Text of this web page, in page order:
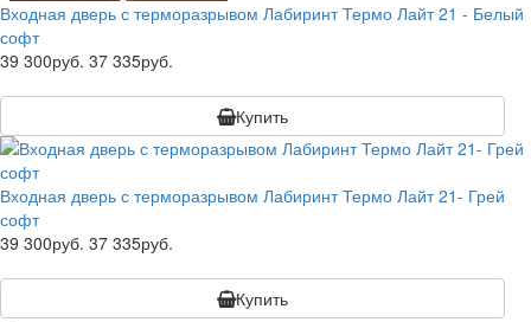
Входная дверь с терморазрывом Лабиринт Термо Лайт 21 - Белый
софт
39 300руб. 37 335руб.
Купить
Входная дверь с терморазрывом Лабиринт Термо Лайт 21- Грей
софт
39 300руб. 37 335руб.
Купить